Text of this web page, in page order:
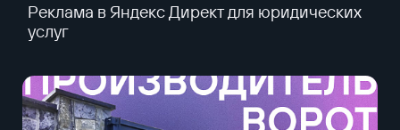
Реклама в Яндекс Директ для юридических
услуг